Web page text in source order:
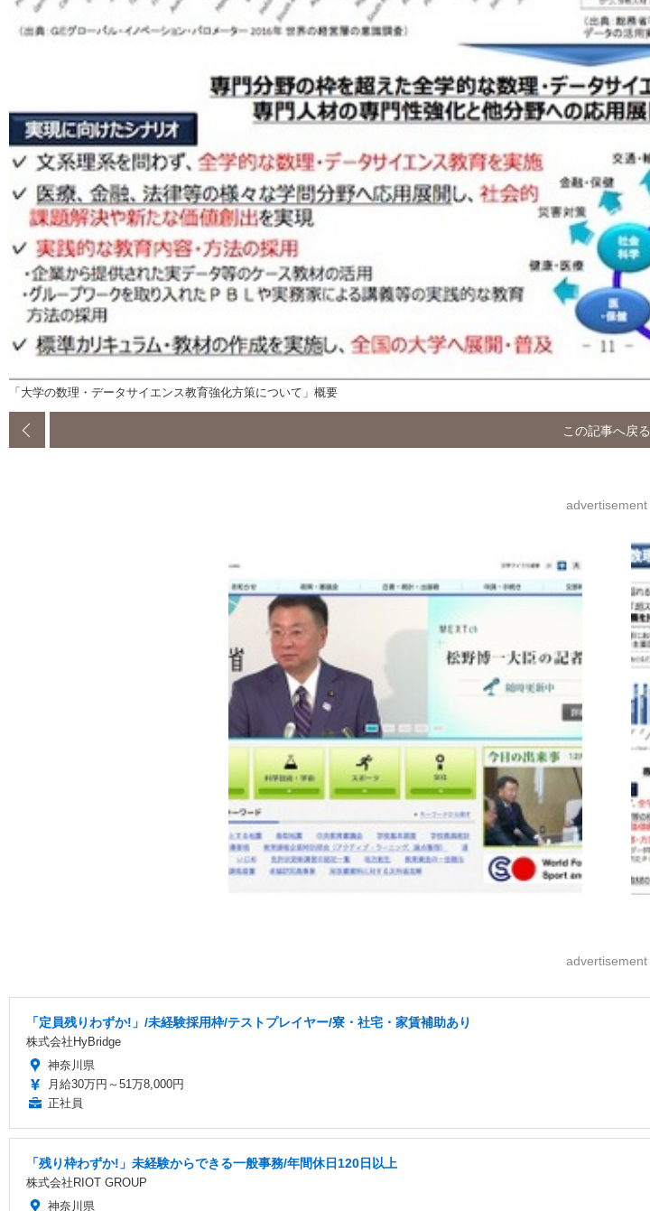
「大学の数理・データサイエンス教育強化方策について」概要
この記事へ戻る
advertisement
advertisement
「定員残りわずか!」/未経験採用枠/テストプレイヤー/寮・社宅・家賃補助あり
株式会社HyBridge
神奈川県
月給30万円～51万8,000円
正社員
「残り枠わずか!」未経験からできる一般事務/年間休日120日以上
株式会社RIOT GROUP
神奈川県